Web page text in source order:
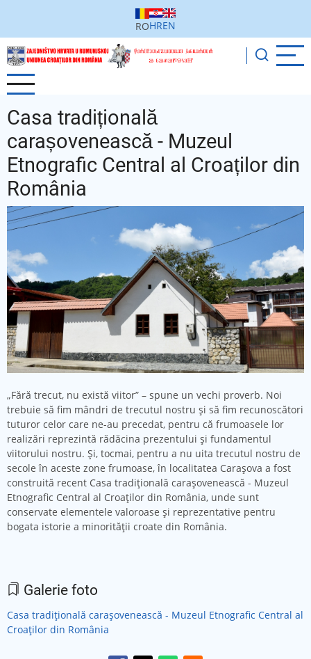
conținutul
principal
ROHREN
Casa tradițională
carașovenească - Muzeul
Etnografic Central al Croaților din
România
„Fără trecut, nu există viitor” – spune un vechi proverb. Noi
trebuie să fim mândri de trecutul nostru și să fim recunoscători
tuturor celor care ne-au precedat, pentru că frumoasele lor
realizări reprezintă rădăcina prezentului și fundamentul
viitorului nostru. Și, tocmai, pentru a nu uita trecutul nostru de
secole în aceste zone frumoase, în localitatea Carașova a fost
construită recent Casa tradițională carașovenească - Muzeul
Etnografic Central al Croaților din România, unde sunt
conservate elementele valoroase și reprezentative pentru
bogata istorie a minorității croate din România.
Galerie foto
Casa tradițională carașovenească - Muzeul Etnografic Central al
Croaților din România